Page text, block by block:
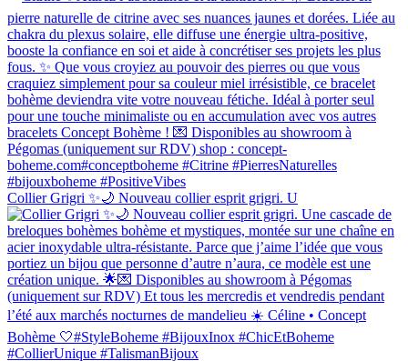
Collier Grigri ✨🌙 Nouveau collier esprit grigri. U